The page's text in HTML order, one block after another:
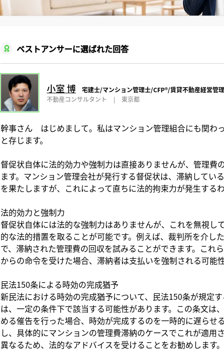
ベストアンサーに選ばれた回答
小室 博
宅建士/マンション管理士/CFP®️/賃貸不動産経営管
不動産コンサルタント
| 東京都
幹事さん はじめまして。私はマンション管理組合にも関わ
と存じます。
督促状自体に法的効力や強制力は直接ありませんが、管理費
ます。マンション管理会社が発行する督促状は、滞納してい
を果たしますが、これによって直ちに法的拘束力が発生する
法的効力と強制力
督促状自体には法的な強制力はありませんが、これを無視し
的な法的措置を取ることが可能です。例えば、裁判所を介し
で、滞納された管理費の回収を試みることができます。これ
からの命令を受けた場合、滞納者は支払いを強制される可能性
民法150条による時効の完成猶予
新民法における時効の完成猶予について、民法150条が規定
は、一定の条件下で該当する可能性があります。この条文は
める催告を行った場合、時効が完成するのを一時的に遅らせ
し、具体的にマンションの管理費滞納のケースでこれが適用
異なるため、法的なアドバイスを受けることをお勧めします。